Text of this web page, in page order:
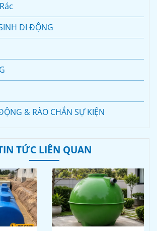
DI ĐỘNG
& RÀO CHẮN SỰ KIỆN
TỨC LIÊN QUAN